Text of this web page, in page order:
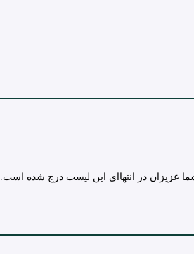
عزیزان در انتهاای این لیست درج شده است.